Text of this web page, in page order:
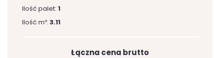
Ilość palet: 1
Ilość m³: 3.11
Łączna cena brutto